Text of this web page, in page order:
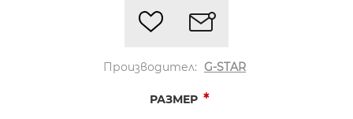
Производител: G-STAR
РАЗМЕР *